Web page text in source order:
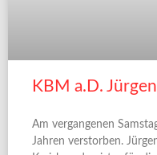
KBM a.D.
Am vergangenen
Jahren verstorben.